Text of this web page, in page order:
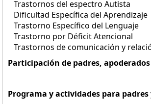
Trastornos del espectro Autista
Dificultad Específica del Aprendizaje
Trastorno Específico del Lenguaje
Trastorno por Déficit Atencional
Trastornos de comunicación y
Participación de padres,
Programa y actividades para padres